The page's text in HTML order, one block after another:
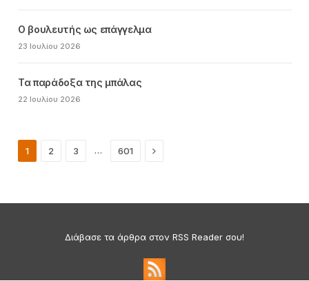
Ο βουλευτής ως επάγγελμα
23 Ιουλίου 2026
Τα παράδοξα της μπάλας
22 Ιουλίου 2026
1 2 3 … 601 Next
Διάβασε τα άρθρα στον RSS Reader σου!